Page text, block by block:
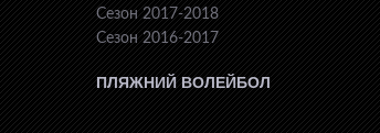
Сезон 2017-2018
Сезон 2016-2017
ПЛЯЖНИЙ ВОЛЕЙБОЛ